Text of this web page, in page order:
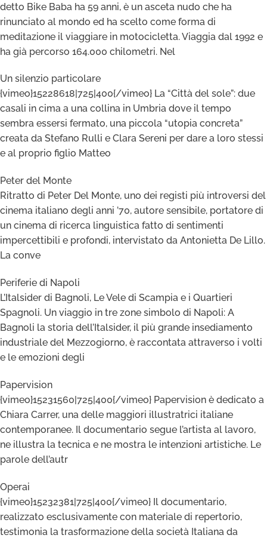
detto Bike Baba ha 59 anni, è un asceta nudo che ha
rinunciato al mondo ed ha scelto come forma di
meditazione il viaggiare in motocicletta. Viaggia dal 1992 e
ha già percorso 164.000 chilometri. Nel
Un silenzio particolare
{vimeo}15228618|725|400{/vimeo} La “Città del sole”: due
casali in cima a una collina in Umbria dove il tempo
sembra essersi fermato, una piccola “utopia concreta”
creata da Stefano Rulli e Clara Sereni per dare a loro stessi
e al proprio figlio Matteo
Peter del Monte
Ritratto di Peter Del Monte, uno dei registi più introversi del
cinema italiano degli anni ’70, autore sensibile, portatore di
un cinema di ricerca linguistica fatto di sentimenti
impercettibili e profondi, intervistato da Antonietta De Lillo.
La conve
Periferie di Napoli
L’Italsider di Bagnoli, Le Vele di Scampia e i Quartieri
Spagnoli. Un viaggio in tre zone simbolo di Napoli: A
Bagnoli la storia dell’Italsider, il più grande insediamento
industriale del Mezzogiorno, è raccontata attraverso i volti
e le emozioni degli
Papervision
{vimeo}15231560|725|400{/vimeo} Papervision è dedicato a
Chiara Carrer, una delle maggiori illustratrici italiane
contemporanee. Il documentario segue l’artista al lavoro,
ne illustra la tecnica e ne mostra le intenzioni artistiche. Le
parole dell’autr
Operai
{vimeo}15232381|725|400{/vimeo} Il documentario,
realizzato esclusivamente con materiale di repertorio,
testimonia la trasformazione della società Italiana da